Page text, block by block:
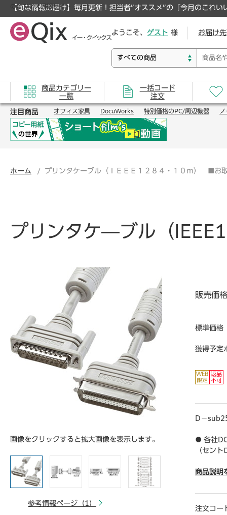
【旬な情報お届け】毎月更新！担当者”オススメ”の『今月のこれい
のオフィス通販サイト
ようこそ、 ゲスト 様 お届け
商品カテゴリー
一覧
一括コード
注文
注目商品 オフィス家具 DocuWorks 特別価格のPC/周辺機器 ノ
ホーム プリンタケーブル（ＩＥＥＥ１２８４・１０ｍ） ■お
プリンタケ―ブル（
画像をクリックすると拡大画像を表示します。
参考情報ページ（1）
販売価格
標準価格
獲得予定
D－
● 各社
（セン
続するこ
送を可能
PP双方
商品説明
注文コー